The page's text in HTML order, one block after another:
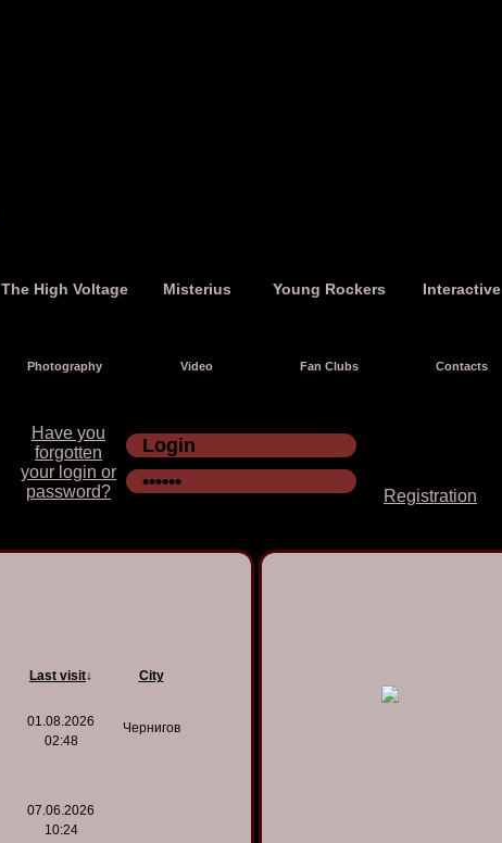
The High Voltage Misterius Young Rockers Interactive
Photography Video Fan Clubs Contacts
Have you
forgotten
your login or
password?
Registration
Last visit↓ City
01.08.2026
02:48
Чернигов
07.06.2026
10:24